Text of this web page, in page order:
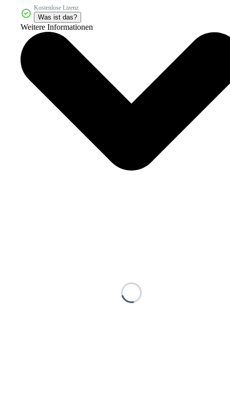
Kostenlose Lizenz
Was ist das?
Weitere Informationen